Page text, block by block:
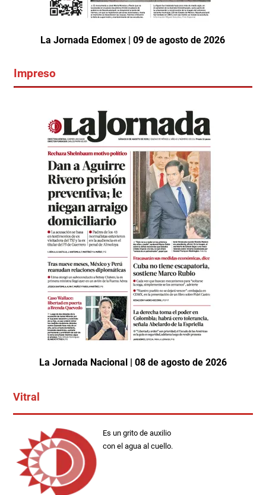
La Jornada Edomex | 09 de agosto de 2026
Impreso
La Jornada Nacional | 08 de agosto de 2026
Vitral
Es un grito de auxilio
con el agua al cuello.